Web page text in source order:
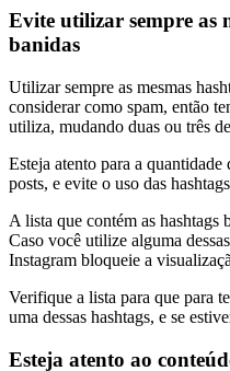
Evite utilizar sempre as
banidas
Utilizar sempre as mesmas
considerar como spam, então
utiliza, mudando duas ou três
Esteja atento para a
posts, e evite o uso das
A lista que contém as hashtags
Caso você utilize alguma
Instagram bloqueie a
Verifique a lista para que para
uma dessas hashtags, e se
Esteja atento ao